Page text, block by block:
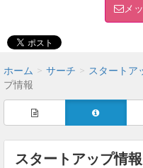
メ
ホーム サーチ スタートア
プ情報
スタートアップ情報